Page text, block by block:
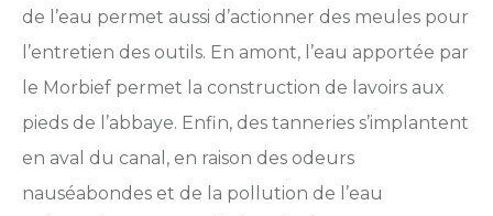
de l’eau permet aussi d’actionner des meules pour
l’entretien des outils. En amont, l’eau apportée par
le Morbief permet la construction de lavoirs aux
pieds de l’abbaye. Enfin, des tanneries s’implantent
en aval du canal, en raison des odeurs
nauséabondes et de la pollution de l’eau